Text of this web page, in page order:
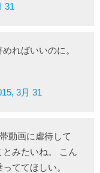
31
ればいいのに。
3月 31
動画に虐待して
みたいね。 こん
ててほしい。